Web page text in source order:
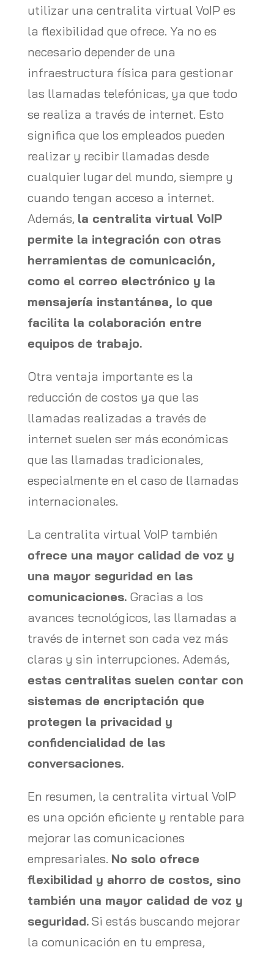
utilizar una centralita virtual VoIP es
la flexibilidad que ofrece. Ya no es
necesario depender de una
infraestructura física para gestionar
las llamadas telefónicas, ya que todo
se realiza a través de internet. Esto
significa que los empleados pueden
realizar y recibir llamadas desde
cualquier lugar del mundo, siempre y
cuando tengan acceso a internet.
Además, la centralita virtual VoIP
permite la integración con otras
herramientas de comunicación,
como el correo electrónico y la
mensajería instantánea, lo que
facilita la colaboración entre
equipos de trabajo.
Otra ventaja importante es la
reducción de costos ya que las
llamadas realizadas a través de
internet suelen ser más económicas
que las llamadas tradicionales,
especialmente en el caso de llamadas
internacionales.
La centralita virtual VoIP también
ofrece una mayor calidad de voz y
una mayor seguridad en las
comunicaciones.Gracias a los
avances tecnológicos, las llamadas a
través de internet son cada vez más
claras y sin interrupciones. Además,
estas centralitas suelen contar con
sistemas de encriptación que
protegen la privacidad y
confidencialidad de las
conversaciones.
En resumen, la centralita virtual VoIP
es una opción eficiente y rentable para
mejorar las comunicaciones
empresariales. No solo ofrece
flexibilidad y ahorro de costos, sino
también una mayor calidad de voz y
seguridad.Si estás buscando mejorar
la comunicación en tu empresa,